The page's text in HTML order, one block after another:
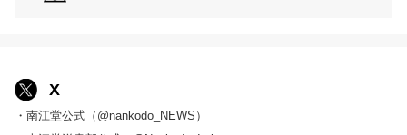
X
・南江堂公式（@nankodo_NEWS）